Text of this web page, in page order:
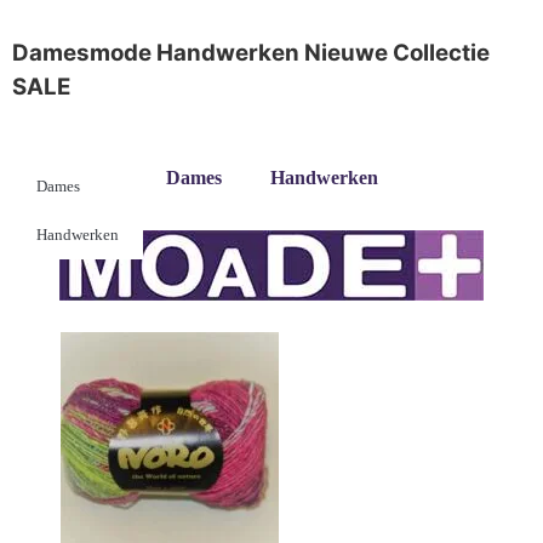
Damesmode Handwerken Nieuwe Collectie
SALE
Dames Handwerken
Dames
Handwerken